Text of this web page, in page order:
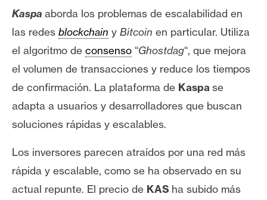
Kaspa aborda los problemas de escalabilidad en
las redes blockchain y Bitcoin en particular. Utiliza
el algoritmo de consenso “Ghostdag“, que mejora
el volumen de transacciones y reduce los tiempos
de confirmación. La plataforma de Kaspa se
adapta a usuarios y desarrolladores que buscan
soluciones rápidas y escalables.
Los inversores parecen atraídos por una red más
rápida y escalable, como se ha observado en su
actual repunte. El precio de KAS ha subido más